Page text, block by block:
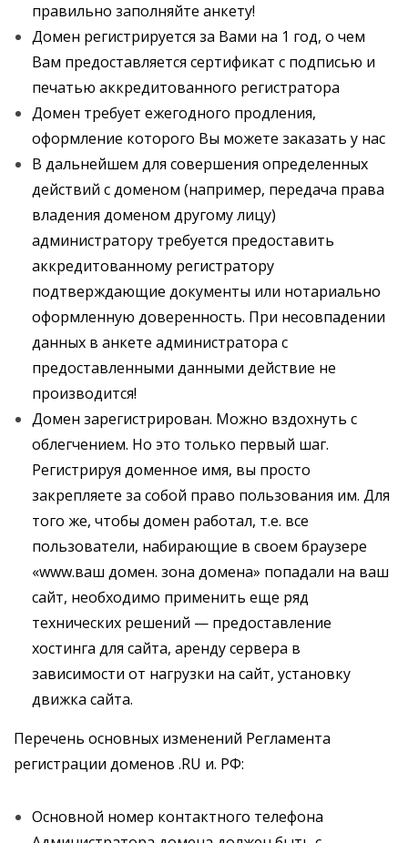
правильно заполняйте анкету!
Домен регистрируется за Вами на 1 год, о чем
Вам предоставляется сертификат с подписью и
печатью аккредитованного регистратора
Домен требует ежегодного продления,
оформление которого Вы можете заказать у нас
В дальнейшем для совершения определенных
действий с доменом (например, передача права
владения доменом другому лицу)
администратору требуется предоставить
аккредитованному регистратору
подтверждающие документы или нотариально
оформленную доверенность. При несовпадении
данных в анкете администратора с
предоставленными данными действие не
производится!
Домен зарегистрирован. Можно вздохнуть с
облегчением. Но это только первый шаг.
Регистрируя доменное имя, вы просто
закрепляете за собой право пользования им. Для
того же, чтобы домен работал, т.е. все
пользователи, набирающие в своем браузере
«www.ваш домен. зона домена» попадали на ваш
сайт, необходимо применить еще ряд
технических решений — предоставление
хостинга для сайта, аренду сервера в
зависимости от нагрузки на сайт, установку
движка сайта.
Перечень основных изменений Регламента
регистрации доменов .RU и. РФ:
Основной номер контактного телефона